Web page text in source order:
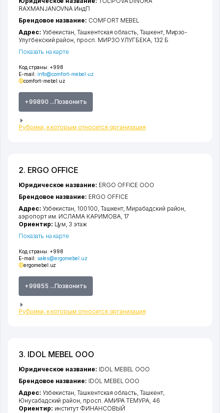
Код страны: +998
E-mail: info@comfort-mebel.uz
comfort-mebel.uz
+99890 ...Позвонить
Рубрики, к которым относится организация
RAXMANJANOVNA ИндП
Брендовое название: COMFORT MEBEL
Адрес: Узбекистан,Ташкентская область,Ташкент, Мирзо-
Улугбекский район, просп. МИРЗО УЛУГБЕКА, 132 Б
Показать на карте
2. ERGO OFFICE
Код страны: +998
E-mail: sales@ergomebel.uz
ergomebel.uz
+99855 ...Позвонить
Рубрики, к которым относится организация
Юридическое название: ERGO OFFICE ООО
Брендовое название: ERGO OFFICE
Адрес: Узбекистан, 100100, Ташкент, Мирабадский район,
аэропорт им. ИСЛАМА КАРИМОВА, 17
Ориентир: Цум, 3 этаж
Показать на карте
3. IDOL MEBEL ООО
Юридическое название: IDOL MEBEL ООО
Брендовое название: IDOL MEBEL ООО
Адрес: Узбекистан,Ташкентская область,Ташкент,
Юнусабадский район, просп. АМИРА ТЕМУРА, 46
Ориентир: институт ФИНАНСОВЫЙ